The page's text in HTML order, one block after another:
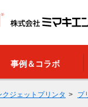
事例＆コラボ
クジェットプリンタ プ